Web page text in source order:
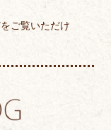
ご覧いただけ